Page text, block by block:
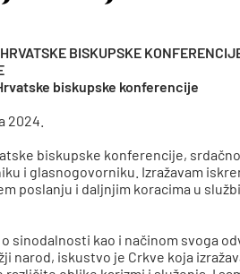
BISKUPSKE
biskupske konferencije
2024.
biskupske konferencije,
i glasnogovorniku. Izražavam
poslanju i daljnjim koracima u
sinodalnosti kao i načinom svoga
narod, iskustvo je Crkve koja